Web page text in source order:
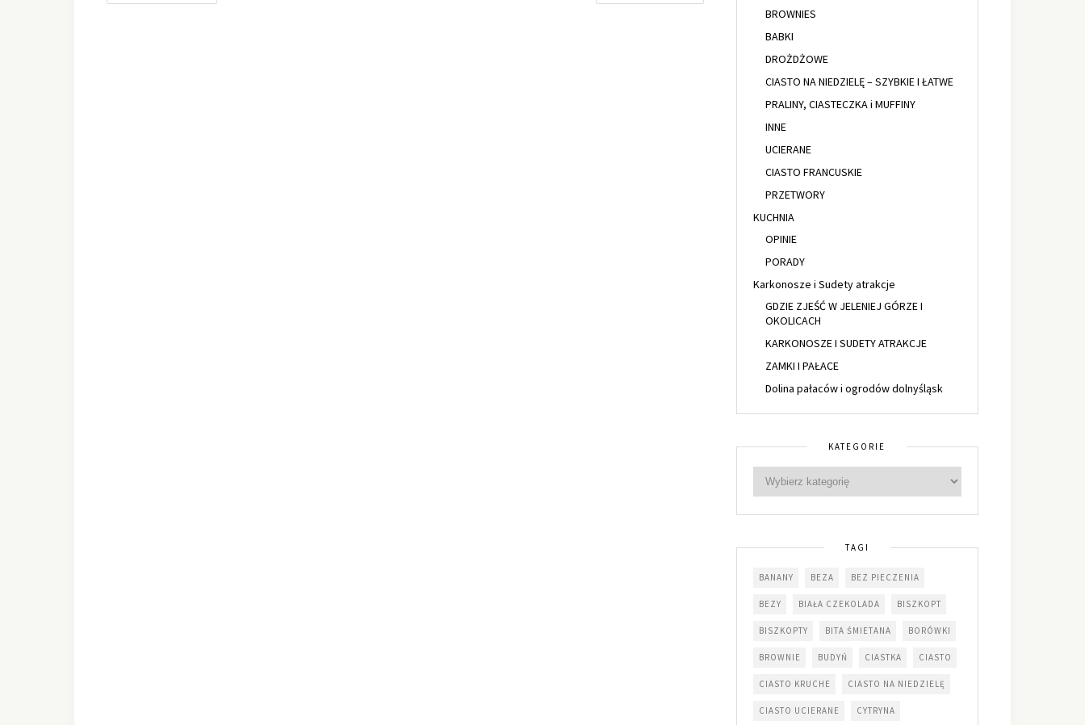
BROWNIES
BABKI
DROŻDŻOWE
CIASTO NA NIEDZIELĘ – SZYBKIE I ŁATWE
PRALINY, CIASTECZKA i MUFFINY
INNE
UCIERANE
CIASTO FRANCUSKIE
PRZETWORY
KUCHNIA
OPINIE
PORADY
Karkonosze i Sudety atrakcje
GDZIE ZJEŚĆ W JELENIEJ GÓRZE I
OKOLICACH
KARKONOSZE I SUDETY ATRAKCJE
ZAMKI I PAŁACE
Dolina pałaców i ogrodów dolnyśląsk
KATEGORIE
TAGI
BANANY BEZA BEZ PIECZENIA
BEZY BIAŁA CZEKOLADA BISZKOPT
BISZKOPTY BITA ŚMIETANA BORÓWKI
BROWNIE BUDYŃ CIASTKA CIASTO
CIASTO KRUCHE CIASTO NA NIEDZIELĘ
CIASTO UCIERANE CYTRYNA